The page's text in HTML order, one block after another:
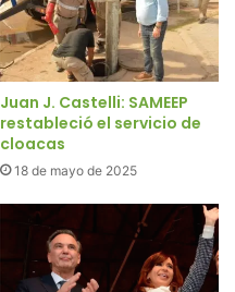
Juan J. Castelli: SAMEEP
restableció el servicio de
cloacas
18 de mayo de 2025